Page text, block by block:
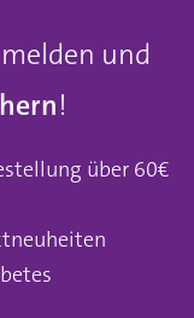
und
!
über 60€